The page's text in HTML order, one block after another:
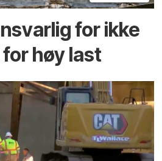
for ikke
høy last